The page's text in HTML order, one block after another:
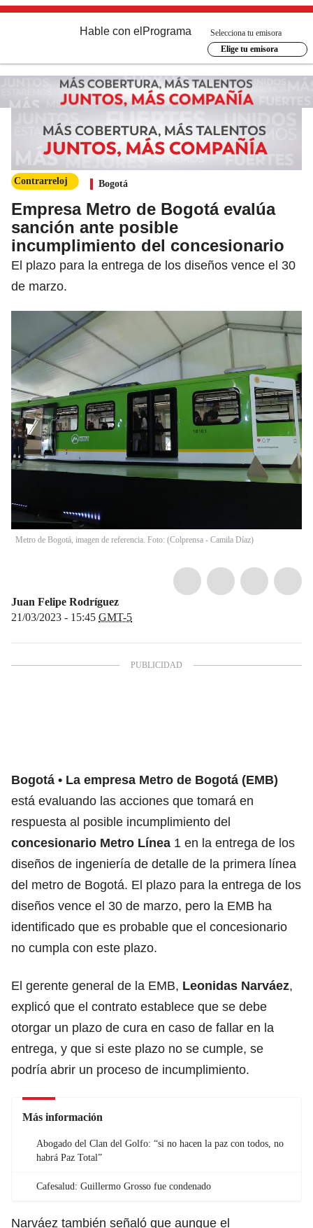
Hable con el Programa
Selecciona tu emisora
Elige tu emisora
Contrarreloj Bogotá
Empresa Metro de Bogotá evalúa
sanción ante posible
incumplimiento del concesionario
El plazo para la entrega de los diseños vence el 30
de marzo.
Metro de Bogotá, imagen de referencia. Foto: (Colprensa - Camila Díaz)
Juan Felipe Rodríguez
21/03/2023 - 15:45 GMT-5
Bogotá
La empresa Metro de Bogotá (EMB)
está evaluando las acciones que tomará en
respuesta al posible incumplimiento del
concesionario Metro Línea 1 en la entrega de los
diseños de ingeniería de detalle de la primera línea
del metro de Bogotá. El plazo para la entrega de los
diseños vence el 30 de marzo, pero la EMB ha
identificado que es probable que el concesionario
no cumpla con este plazo.
El gerente general de la EMB, Leonidas Narváez,
explicó que el contrato establece que se debe
otorgar un plazo de cura en caso de fallar en la
entrega, y que si este plazo no se cumple, se
podría abrir un proceso de incumplimiento.
Más información
Abogado del Clan del Golfo: “si no hacen la paz con todos, no
habrá Paz Total”
Cafesalud: Guillermo Grosso fue condenado
Narváez también señaló que aunque el